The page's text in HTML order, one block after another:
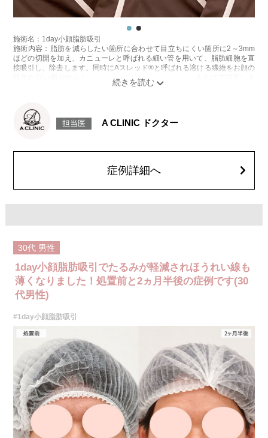
施術名：1day小顔脂肪吸引
施術内容：脂肪を減らしたい箇所に合わせて目立ちにくい箇所に2～3mm
ほどの切開を加え、カニューレと呼ばれる細い管を用いて、脂肪細胞を直
接吸引し、除去します。同時にAスレッド®と呼ばれる溶ける繊維をお顔の
目立たない部分から皮下へ挿入し、皮膚を内側から引き上げて固定しま
感などが術後一時的に生じることがございます。また、稀に貧血、細菌感
染症、左右差、施術箇所の知覚鈍麻、ぼこつき、硬結、瘢痕化、色素沈
顔の脂肪吸引箇所の追加 1ヶ所ごと+162,800円(税込)
オプション：笑気麻酔 3,300円(税込)
担当医 A CLINIC ドクター
症例詳細へ
30代 男性
1day小顔脂肪吸引でたるみが軽減されほうれい線も
薄くなりました！処置前と2ヵ月半後の症例です(30
代男性)
#1day小顔脂肪吸引